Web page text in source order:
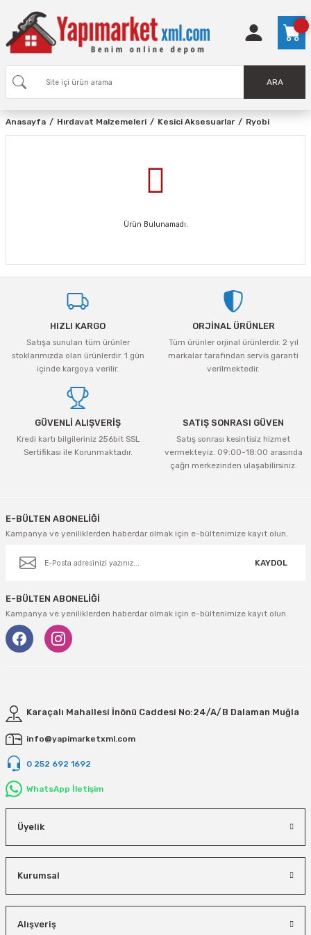
ARA
Anasayfa Hırdavat Malzemeleri Kesici Aksesuarlar Ryobi
Ürün Bulunamadı.
HIZLI KARGO
Satışa sunulan tüm ürünler
stoklarımızda olan ürünlerdir. 1 gün
içinde kargoya verilir.
ORJİNAL ÜRÜNLER
Tüm ürünler orjinal ürünlerdir. 2 yıl
markalar tarafından servis garanti
verilmektedir.
GÜVENLİ ALIŞVERİŞ
Kredi kartı bilgileriniz 256bit SSL
Sertifikası ile Korunmaktadır.
SATIŞ SONRASI GÜVEN
Satış sonrası kesintisiz hizmet
vermekteyiz. 09:00-18:00 arasında
çağrı merkezinden ulaşabilirsiniz.
E-BÜLTEN ABONELİĞİ
Kampanya ve yeniliklerden haberdar olmak için e-bültenimize kayıt olun.
KAYDOL
E-BÜLTEN ABONELİĞİ
Kampanya ve yeniliklerden haberdar olmak için e-bültenimize kayıt olun.
Karaçalı Mahallesi İnönü Caddesi No:24/A/B Dalaman Muğla
info@yapimarketxml.com
0 252 692 1692
WhatsApp İletişim
Üyelik
Kurumsal
Alışveriş